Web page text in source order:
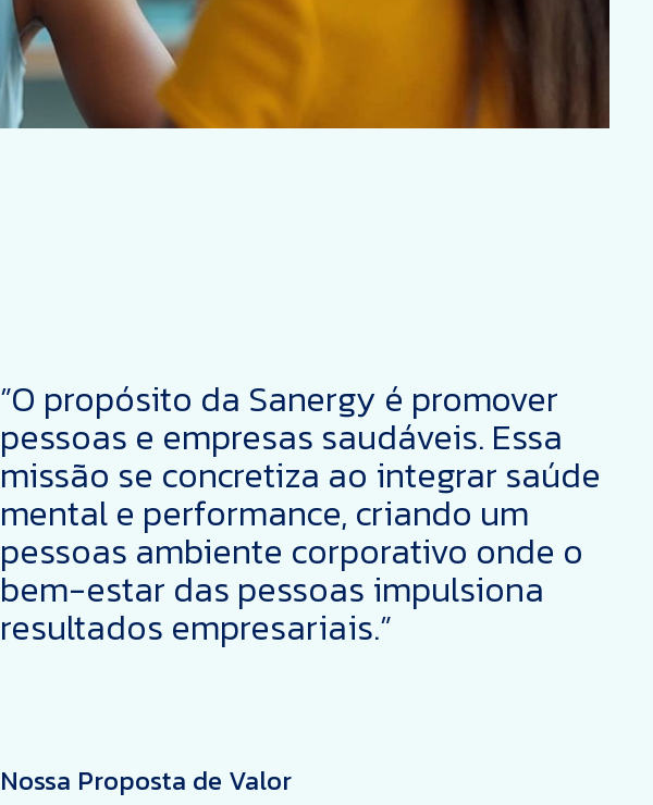
”O propósito da Sanergy é promover
pessoas e empresas saudáveis. Essa
missão se concretiza ao integrar saúde
mental e performance, criando um
pessoas ambiente corporativo onde o
bem-estar das pessoas impulsiona
resultados empresariais.”
Nossa Proposta de Valor